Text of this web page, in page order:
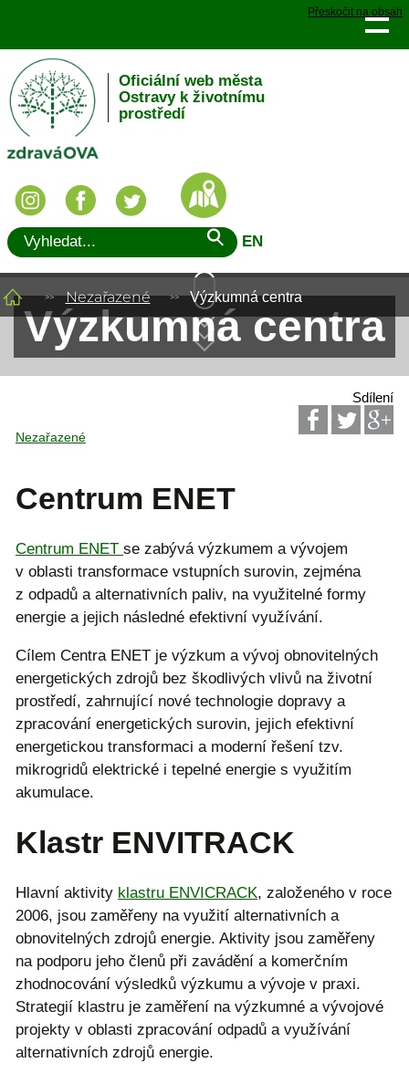
Přeskočit na obsah
Oficiální web města
Ostravy k životnímu
prostředí
EN
Nezařazené Výzkumná centra
Výzkumná centra
Sdílení
Nezařazené
Centrum ENET
Centrum ENET se zabývá výzkumem a vývojem
v oblasti transformace vstupních surovin, zejména
z odpadů a alternativních paliv, na využitelné formy
energie a jejich následné efektivní využívání.
Cílem Centra ENET je výzkum a vývoj obnovitelných
energetických zdrojů bez škodlivých vlivů na životní
prostředí, zahrnující nové technologie dopravy a
zpracování energetických surovin, jejich efektivní
energetickou transformaci a moderní řešení tzv.
mikrogridů elektrické i tepelné energie s využitím
akumulace.
Klastr ENVITRACK
Hlavní aktivity klastru ENVICRACK, založeného v roce
2006, jsou zaměřeny na využití alternativních a
obnovitelných zdrojů energie. Aktivity jsou zaměřeny
na podporu jeho členů při zavádění a komerčním
zhodnocování výsledků výzkumu a vývoje v praxi.
Strategií klastru je zaměření na výzkumné a vývojové
projekty v oblasti zpracování odpadů a využívání
alternativních zdrojů energie.